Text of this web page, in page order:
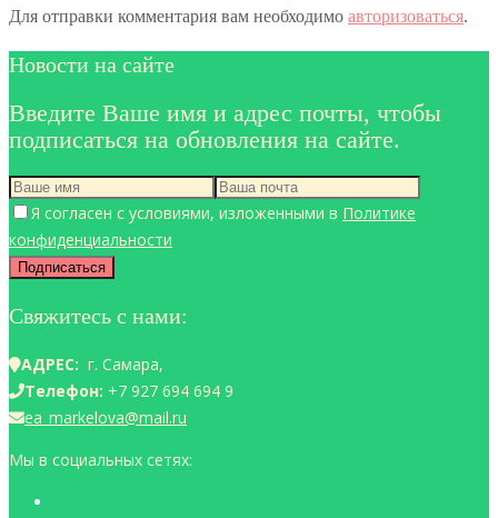
Для отправки комментария вам необходимо авторизоваться.
Новости на сайте
Введите Ваше имя и адрес почты, чтобы
подписаться на обновления на сайте.
Я согласен с условиями, изложенными в Политике
конфиденциальности
Свяжитесь с нами:
АДРЕС: г. Самара,
Телефон: +7 927 694 694 9
ea_markelova@mail.ru
Мы в социальных сетях: